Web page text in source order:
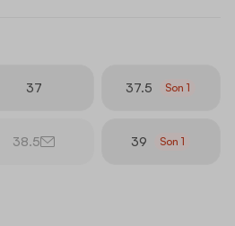
37 37.5 Son1
38.5 39 Son1